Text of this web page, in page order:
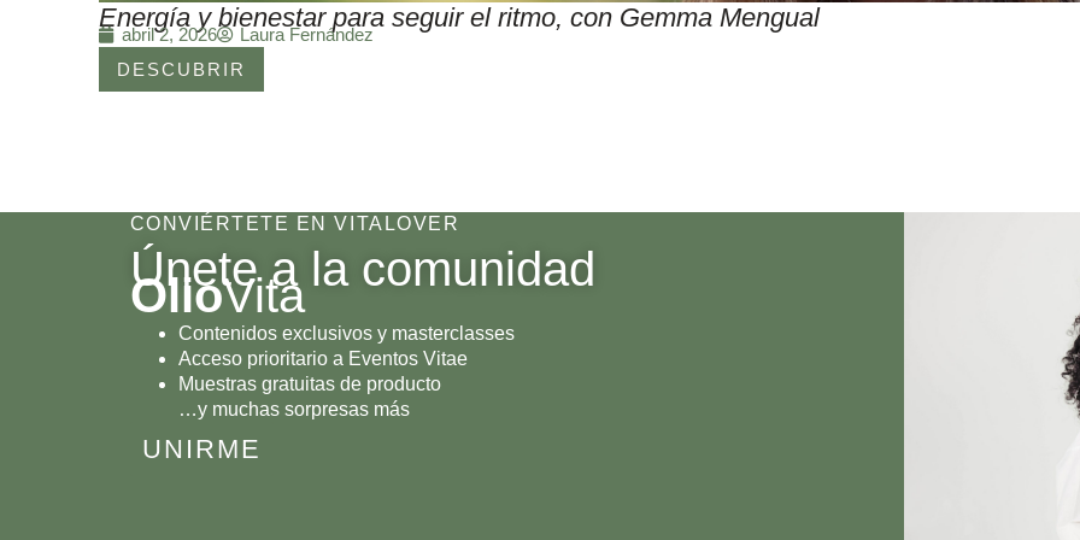
Energía y bienestar para seguir el ritmo, con Gemma Mengual
abril 2, 2026
Laura Fernández
DESCUBRIR
CONVIÉRTETE EN VITALOVER
Únete a la comunidad
OlioVita
Contenidos exclusivos y masterclasses
Acceso prioritario a Eventos Vitae
Muestras gratuitas de producto
…y muchas sorpresas más
UNIRME